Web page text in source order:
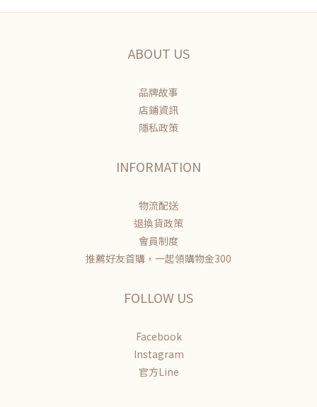
ABOUT US
品牌故事
店鋪資訊
隱私政策
INFORMATION
物流配送
退換貨政策
會員制度
推薦好友首購，一起領購物金300
FOLLOW US
Facebook
Instagram
官方Line